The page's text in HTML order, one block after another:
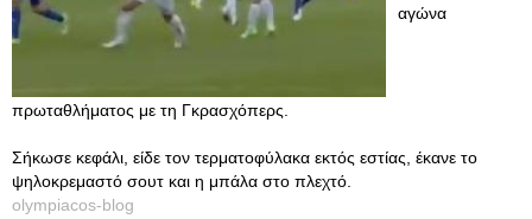
αγώνα
πρωταθλήματος με τη Γκρασχόπερς.
Σήκωσε κεφάλι, είδε τον τερματοφύλακα εκτός εστίας, έκανε το
ψηλοκρεμαστό σουτ και η μπάλα στο πλεχτό.
olympiacos-blog